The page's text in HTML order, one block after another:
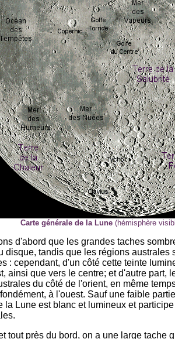
Carte générale de la Lune(hémisphère
d'abord que les grandes taches
disque, tandis que les régions australes
: cependant, d'un côté cette teinte
ainsi que vers le centre; et d'autre part,
du côté de l'orient, en même
à l'ouest. Sauf une faible
la Lune est blanc et lumineux et
tout près du bord, on a une large tache